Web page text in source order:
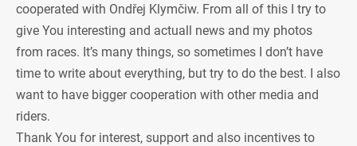
cooperated with Ondřej Klymčiw. From all of this I try to
give You interesting and actuall news and my photos
from races. It’s many things, so sometimes I don’t have
time to write about everything, but try to do the best. I also
want to have bigger cooperation with other media and
riders.
Thank You for interest, support and also incentives to